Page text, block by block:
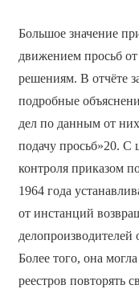
Большое значение
движением просьб
решениям. В отчёте
подробные
дел по данным от
подачу просьб»20. С
контроля приказом
1964 года
от инстанций
делопроизводителей
Более того, она
реестров повторять